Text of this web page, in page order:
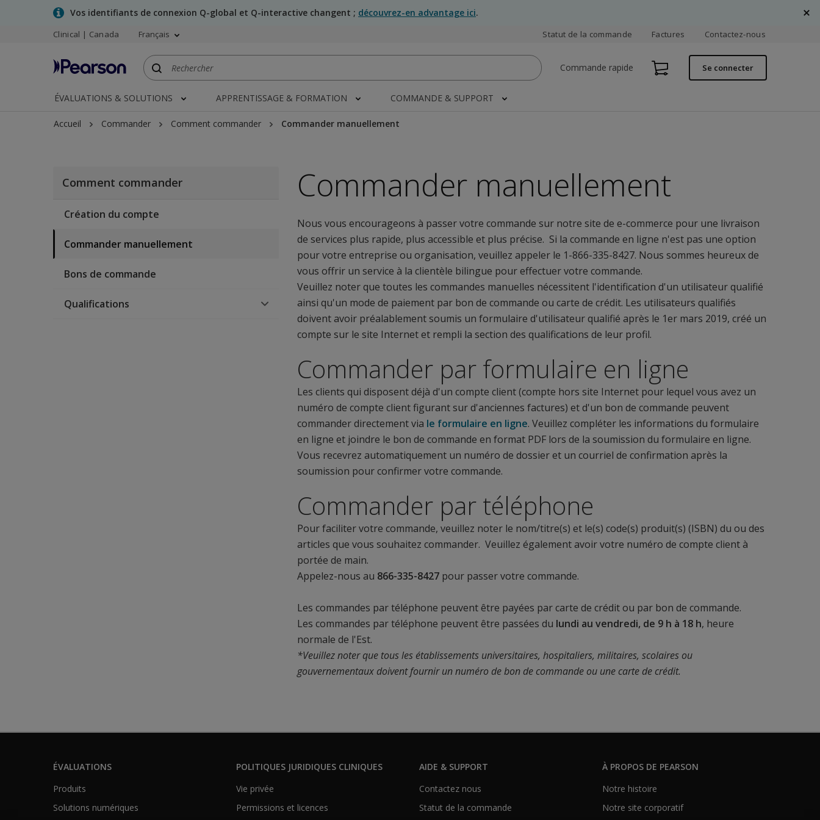
Vos identifiants de connexion Q-global et Q-interactive changent ; découvrez-en advantage ici.
Clinical | Canada Français Statut de la commande Factures Contactez-nous
Commande rapide Se connecter
ÉVALUATIONS & SOLUTIONS APPRENTISSAGE & FORMATION COMMANDE & SUPPORT
Accueil Commander Comment commander Commander manuellement
Commander manuellement
Nous vous encourageons à passer votre commande sur notre site de e-commerce pour une livraison
de services plus rapide, plus accessible et plus précise. Si la commande en ligne n'est pas une option
pour votre entreprise ou organisation, veuillez appeler le 1-866-335-8427. Nous sommes heureux de
vous offrir un service à la clientèle bilingue pour effectuer votre commande.
Veuillez noter que toutes les commandes manuelles nécessitent l'identification d'un utilisateur qualifié
ainsi qu'un mode de paiement par bon de commande ou carte de crédit. Les utilisateurs qualifiés
doivent avoir préalablement soumis un formulaire d'utilisateur qualifié après le 1er mars 2019, créé un
compte sur le site Internet et rempli la section des qualifications de leur profil.
Commander par formulaire en ligne
Les clients qui disposent déjà d'un compte client (compte hors site Internet pour lequel vous avez un
numéro de compte client figurant sur d'anciennes factures) et d'un bon de commande peuvent
commander directement via le formulaire en ligne. Veuillez compléter les informations du formulaire
en ligne et joindre le bon de commande en format PDF lors de la soumission du formulaire en ligne.
Vous recevrez automatiquement un numéro de dossier et un courriel de confirmation après la
soumission pour confirmer votre commande.
Commander par téléphone
Pour faciliter votre commande, veuillez noter le nom/titre(s) et le(s) code(s) produit(s) (ISBN) du ou des
articles que vous souhaitez commander. Veuillez également avoir votre numéro de compte client à
portée de main.
Appelez-nous au 866-335-8427 pour passer votre commande.
Les commandes par téléphone peuvent être payées par carte de crédit ou par bon de commande.
Les commandes par téléphone peuvent être passées du lundi au vendredi, de 9 h à 18 h, heure
normale de l'Est.
*Veuillez noter que tous les établissements universitaires, hospitaliers, militaires, scolaires ou
gouvernementaux doivent fournir un numéro de bon de commande ou une carte de crédit.
Comment commander
Création du compte
Commander manuellement
Bons de commande
Qualifications
ÉVALUATIONS
Produits
Solutions numériques
POLITIQUES JURIDIQUES CLINIQUES
Vie privée
Permissions et licences
AIDE & SUPPORT
Contactez nous
Statut de la commande
À PROPOS DE PEARSON
Notre histoire
Notre site corporatif